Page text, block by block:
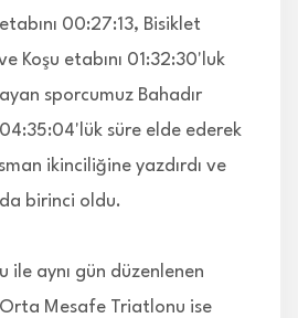
00:27:13, Bisiklet
Koşu etabını 01:32:30'luk
sporcumuz Bahadır
süre elde ederek
ikinciliğine yazdırdı ve
birinci oldu.
ile aynı gün düzenlenen
Mesafe Triatlonu ise